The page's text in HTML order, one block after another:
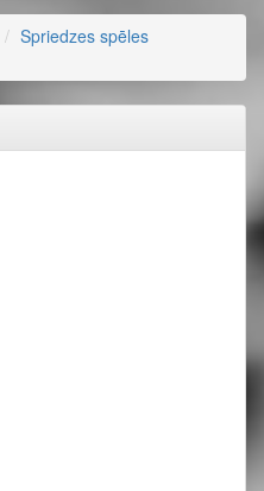
Spriedzes spēles